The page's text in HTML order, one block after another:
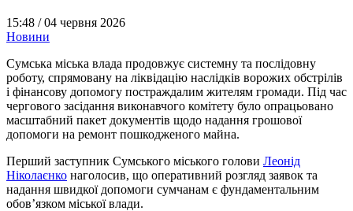
15:48 /04 червня 2026
Новини
Сумська міська влада продовжує системну та послідовну
роботу, спрямовану на ліквідацію наслідків ворожих обстрілів
і фінансову допомогу постраждалим жителям громади. Під час
чергового засідання виконавчого комітету було опрацьовано
масштабний пакет документів щодо надання грошової
допомоги на ремонт пошкодженого майна.
Перший заступник Сумського міського голови Леонід
Ніколаєнко наголосив, що оперативний розгляд заявок та
надання швидкої допомоги сумчанам є фундаментальним
обов’язком міської влади.